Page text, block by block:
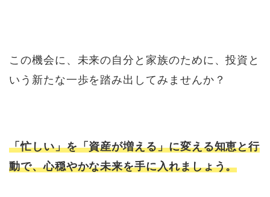
この機会に、未来の自分と家族のために、投資と
いう新たな一歩を踏み出してみませんか？
「忙しい」を「資産が増える」に変える知恵と行
動で、心穏やかな未来を手に入れましょう。